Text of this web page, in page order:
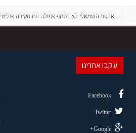
ארגוני השמאל: לא נשתף פעולה עם חקירה
עקבו אחרינו
Facebook
Twitter
Google+